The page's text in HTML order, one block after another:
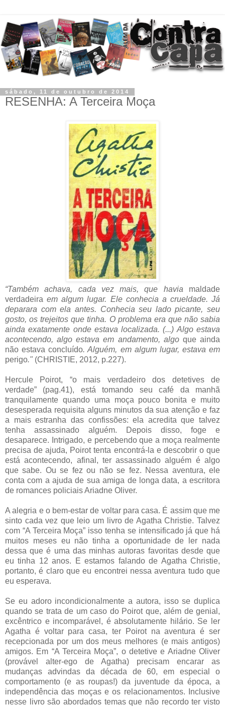
sábado, 11 de outubro de 2014
RESENHA: A Terceira Moça
“Também achava, cada vez mais, que havia maldade
verdadeira em algum lugar. Ele conhecia a crueldade. Já
deparara com ela antes. Conhecia seu lado picante, seu
gosto, os trejeitos que tinha. O problema era que não sabia
ainda exatamente onde estava localizada. (...) Algo estava
acontecendo, algo estava em andamento, algo que ainda
não estava concluído. Alguém, em algum lugar, estava em
perigo." (CHRISTIE, 2012, p.227).
Hercule Poirot, “o mais verdadeiro dos detetives de
verdade” (pag.41), está tomando seu café da manhã
tranquilamente quando uma moça pouco bonita e muito
desesperada requisita alguns minutos da sua atenção e faz
a mais estranha das confissões: ela acredita que talvez
tenha assassinado alguém. Depois disso, foge e
desaparece. Intrigado, e percebendo que a moça realmente
precisa de ajuda, Poirot tenta encontrá-la e descobrir o que
está acontecendo, afinal, ter assassinado alguém é algo
que sabe. Ou se fez ou não se fez. Nessa aventura, ele
conta com a ajuda de sua amiga de longa data, a escritora
de romances policiais Ariadne Oliver.
A alegria e o bem-estar de voltar para casa. É assim que me
sinto cada vez que leio um livro de Agatha Christie. Talvez
com “A Terceira Moça” isso tenha se intensificado já que há
muitos meses eu não tinha a oportunidade de ler nada
dessa que é uma das minhas autoras favoritas desde que
eu tinha 12 anos. E estamos falando de Agatha Christie,
portanto, é claro que eu encontrei nessa aventura tudo que
eu esperava.
Se eu adoro incondicionalmente a autora, isso se duplica
quando se trata de um caso do Poirot que, além de genial,
excêntrico e incomparável, é absolutamente hilário. Se ler
Agatha é voltar para casa, ter Poirot na aventura é ser
recepcionada por um dos meus melhores (e mais antigos)
amigos. Em “A Terceira Moça”, o detetive e Ariadne Oliver
(provável alter-ego de Agatha) precisam encarar as
mudanças advindas da década de 60, em especial o
comportamento (e as roupas!) da juventude da época, a
independência das moças e os relacionamentos. Inclusive
nesse livro são abordados temas que não recordo ter visto